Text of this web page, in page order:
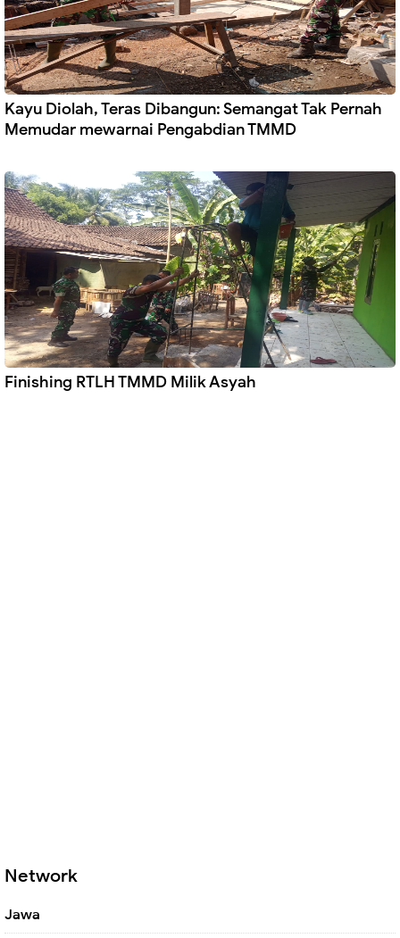
Kayu Diolah, Teras Dibangun: Semangat Tak Pernah
Memudar mewarnai Pengabdian TMMD
Finishing RTLH TMMD Milik Asyah
Network
Jawa